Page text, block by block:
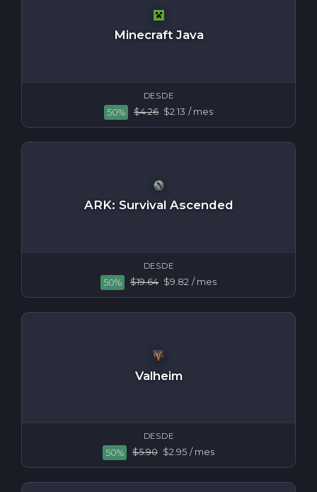
Minecraft Java
DESDE
50% $4.26 $2.13 / mes
ARK: Survival Ascended
DESDE
50% $19.64 $9.82 / mes
Valheim
DESDE
50% $5.90 $2.95 / mes